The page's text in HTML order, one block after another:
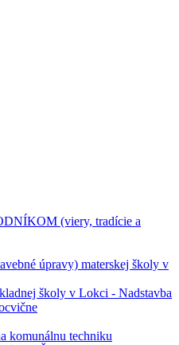
(viery, tradície a
úpravy) materskej školy v
školy v Lokci - Nadstavba
komunálnu techniku